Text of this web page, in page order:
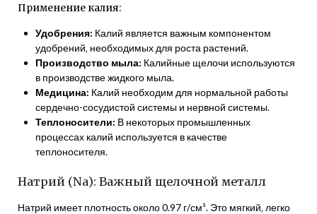
Применение калия:
Удобрения: Калий является важным компонентом
удобрений‚ необходимых для роста растений.
Производство мыла: Калийные щелочи используются
в производстве жидкого мыла.
Медицина: Калий необходим для нормальной работы
сердечно-сосудистой системы и нервной системы.
Теплоносители: В некоторых промышленных
процессах калий используется в качестве
теплоносителя.
Натрий (Na): Важный щелочной металл
Натрий имеет плотность около 0.97 г/см³. Это мягкий‚ легко